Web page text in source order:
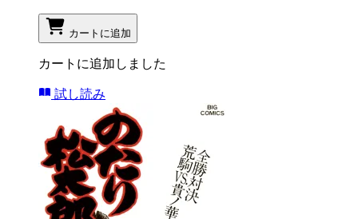
カートに追加
カートに追加しました
試し読み